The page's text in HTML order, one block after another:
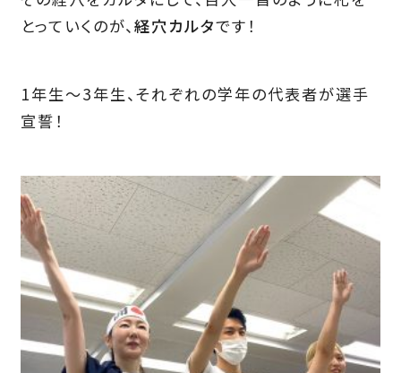
とっていくのが、経穴カルタです！
1年生～3年生、それぞれの学年の代表者が選手
宣誓！